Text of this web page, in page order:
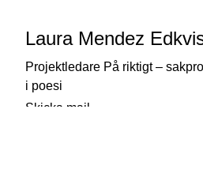
Laura Mendez
Projektledare På riktigt –
i poesi
Skicka mail